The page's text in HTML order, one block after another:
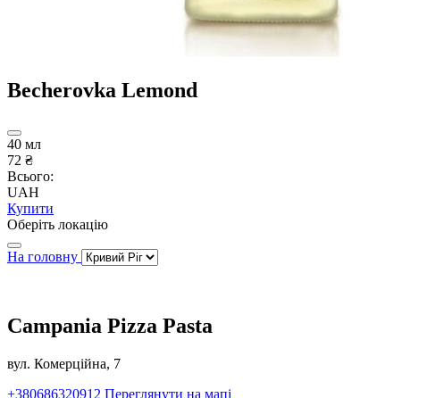
Becherovka Lemond
40 мл
72 ₴
Всього:
UAH
Купити
Оберіть локацію
На головну
Campania Pizza Pasta
вул. Комерційна, 7
+380686320912 Переглянути на мапі